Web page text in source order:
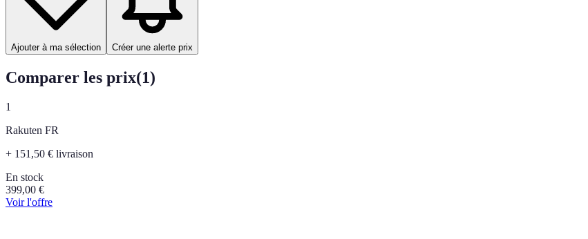
Ajouter à ma sélection Créer une alerte prix
Comparer les prix(1)
1
Rakuten FR
+ 151,50 € livraison
En stock
399,00 €
Voir l'offre